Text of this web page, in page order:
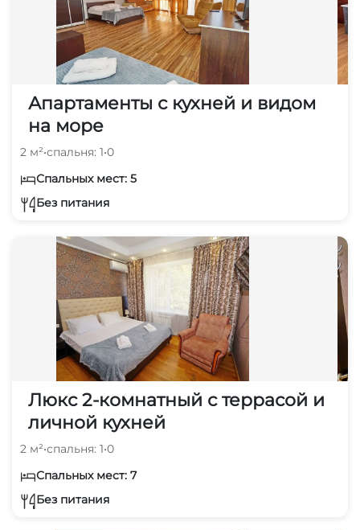
Апартаменты с кухней и видом
на море
2 м²•спальня: 1•0
Спальных мест: 5
Без питания
Люкс 2-комнатный с террасой и
личной кухней
2 м²•спальня: 1•0
Спальных мест: 7
Без питания